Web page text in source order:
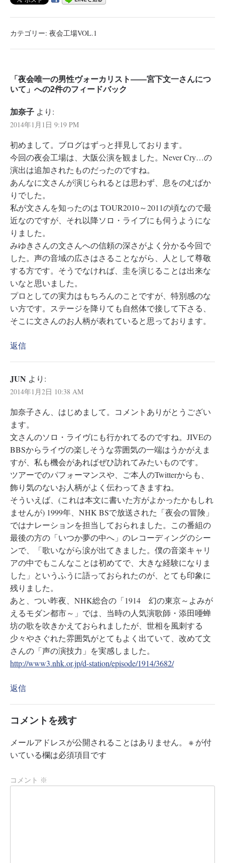
カテゴリー: 夜会工場VOL.1
「夜会唯一の男性ヴォーカリスト――宮下文一さんにつ
いて」への2件のフィードバック
加奈子 より:
2014年1月1日 9:19 PM
初めまして。ブログはずっと拝見しております。
今回の夜会工場は、大阪公演を観ました。Never Cry…の
演出は追加されたものだったのですね。
あんなに文さんが演じられるとは思わず、息をのむばか
りでした。
私が文さんを知ったのは TOUR2010～2011の頃なので最
近なのですが、それ以降ソロ・ライブにも伺うようにな
りました。
みゆきさんの文さんへの信頼の深さがよく分かる今回で
した。声の音域の広さはさることながら、人として尊敬
する方です。そうでなければ、圭を演じることは出来な
いなと思いました。
プロとしての実力はもちろんのことですが、特別感のな
い方です。ステージを降りても自然体で接して下さる、
そこに文さんのお人柄が表れていると思っております。
返信
JUN より:
2014年1月2日 10:38 AM
加奈子さん、はじめまして。コメントありがとうござい
ます。
文さんのソロ・ライヴにも行かれてるのですね。JIVEの
BBSからライヴの楽しそうな雰囲気の一端はうかがえま
すが、私も機会があればぜひ訪れてみたいものです。
ツアーでのパフォーマンスや、ご本人のTwitterからも、
飾り気のないお人柄がよく伝わってきますね。
そういえば、(これは本文に書いた方がよかったかもしれ
ませんが) 1999年、NHK BSで放送された「夜会の冒険」
ではナレーションを担当しておられました。この番組の
最後の方の「いつか夢の中へ」のレコーディングのシー
ンで、「歌いながら涙が出てきました。僕の音楽キャリ
アの中でもこんなことは初めてで、大きな経験になりま
した」というふうに語っておられたのが、とても印象に
残りました。
あと、つい昨夜、NHK総合の「1914 幻の東京～よみが
えるモダン都市～」では、当時の人気演歌師・添田唖蝉
坊の歌を吹きかえておられましたが、世相を風刺する
少々やさぐれた雰囲気がとてもよく出ていて、改めて文
さんの「声の演技力」を実感しました。
http://www3.nhk.or.jp/d-station/episode/1914/3682/
返信
コメントを残す
メールアドレスが公開されることはありません。 ※ が付
いている欄は必須項目です
コメント ※